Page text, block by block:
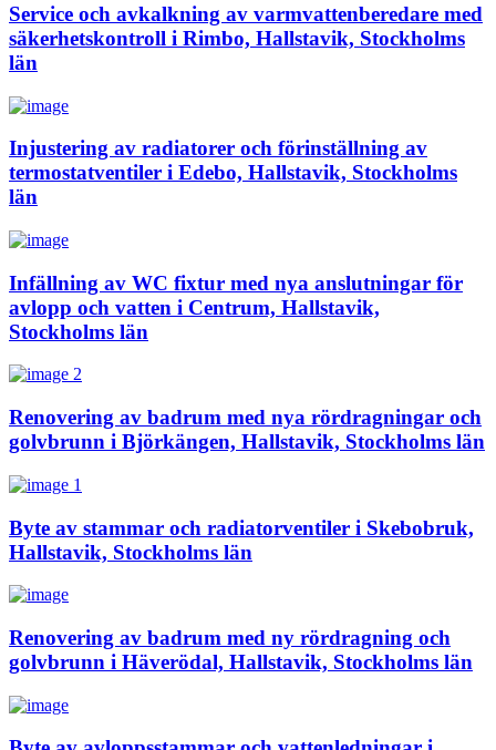
Service och avkalkning av varmvattenberedare med
säkerhetskontroll i Rimbo, Hallstavik, Stockholms
län
Injustering av radiatorer och förinställning av
termostatventiler i Edebo, Hallstavik, Stockholms
län
Infällning av WC fixtur med nya anslutningar för
avlopp och vatten i Centrum, Hallstavik,
Stockholms län
Renovering av badrum med nya rördragningar och
golvbrunn i Björkängen, Hallstavik, Stockholms län
Byte av stammar och radiatorventiler i Skebobruk,
Hallstavik, Stockholms län
Renovering av badrum med ny rördragning och
golvbrunn i Häverödal, Hallstavik, Stockholms län